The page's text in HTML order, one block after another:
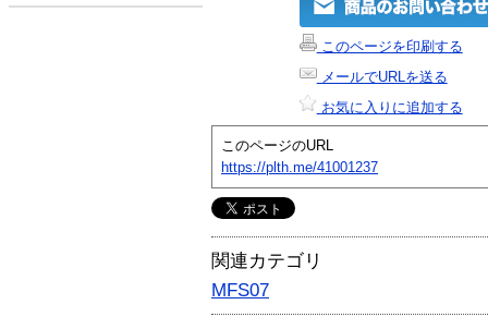
このページを印刷する
メールでURLを送る
お気に入りに追加する
このページのURL
https://plth.me/41001237
関連カテゴリ
MFS07